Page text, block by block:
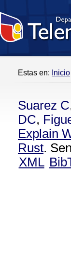
Estas en: Inicio
Suarez C
DC,
Explain
Rust.
XML